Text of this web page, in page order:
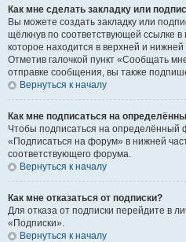
Как мне сделать закладку или
Вы можете создать закладку или
щёлкнув по соответствующей ссылке
которое находится в верхней и
Отметив галочкой пункт «Сообщать
отправке сообщения, вы также
Вернуться к началу
Как мне подписаться на
Чтобы подписаться на определённый
«Подписаться на форум» в нижней
соответствующего форума.
Вернуться к началу
Как мне отказаться от подписки?
Для отказа от подписки перейдите в
«Подписки».
Вернуться к началу